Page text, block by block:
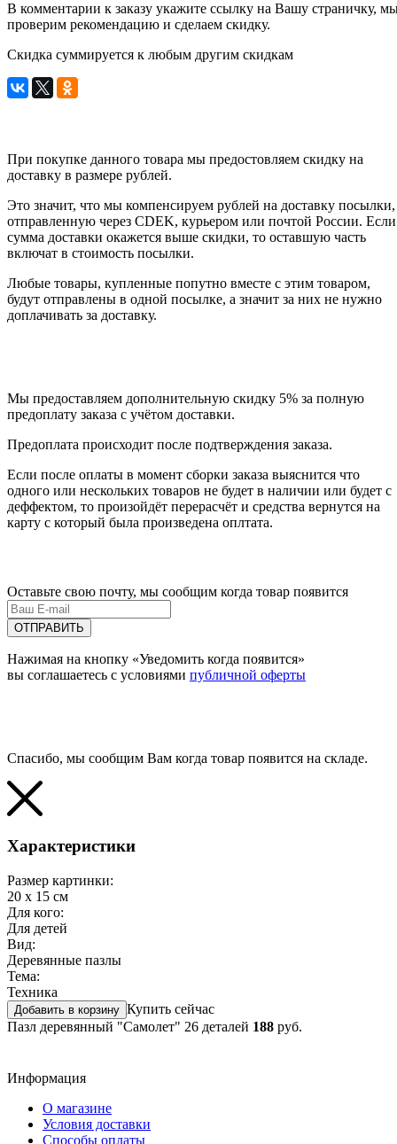
В комментарии к заказу укажите ссылку на Вашу страничку,
проверим рекомендацию и сделаем скидку.
Скидка суммируется к любым другим скидкам
При покупке данного товара мы предостовляем скидку на
доставку в размере рублей.
Это значит, что мы компенсируем рублей на доставку посылки,
отправленную через CDEK, курьером или почтой России. Если
сумма доставки окажется выше скидки, то оставшую часть
включат в стоимость посылки.
Любые товары, купленные попутно вместе с этим товаром,
будут отправлены в одной посылке, а значит за них не нужно
доплачивать за доставку.
Мы предоставляем дополнительную скидку 5% за полную
предоплату заказа с учётом доставки.
Предоплата происходит после подтверждения заказа.
Если после оплаты в момент сборки заказа выяснится что
одного или нескольких товаров не будет в наличии или будет с
деффектом, то произойдёт перерасчёт и средства вернутся на
карту с который была произведена оплтата.
Оставьте свою почту, мы сообщим когда товар появится
ОТПРАВИТЬ
Нажимая на кнопку «Уведомить когда появится»
вы соглашаетесь с условиями публичной оферты
Спасибо, мы сообщим Вам когда товар появится на складе.
Характеристики
Размер картинки:
20 x 15 см
Для кого:
Для детей
Вид:
Деревянные пазлы
Тема:
Техника
Добавить в корзину Купить сейчас
Пазл деревянный "Самолет" 26 деталей 188 руб.
Информация
О магазине
Условия доставки
Способы оплаты